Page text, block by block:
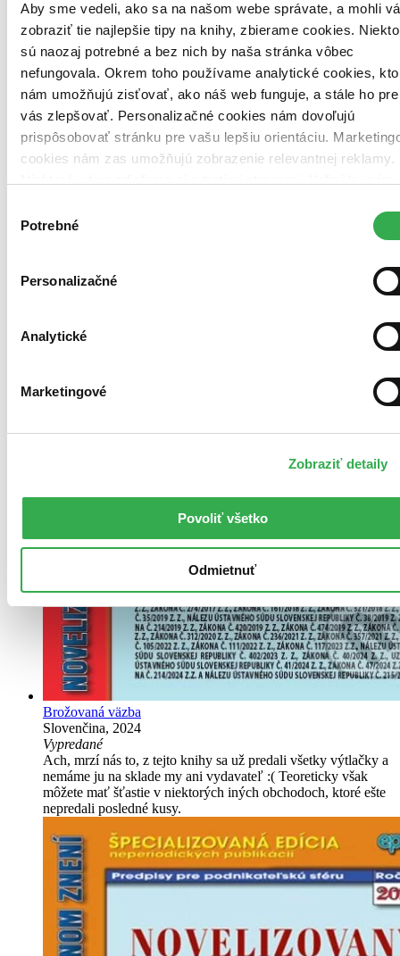
Aby sme vedeli, ako sa na našom webe správate, a mohli
zobraziť tie najlepšie tipy na knihy, zbierame cookies.
sú naozaj potrebné a bez nich by naša stránka vôbec
nefungovala. Okrem toho používame analytické cookies,
nám umožňujú zisťovať, ako náš web funguje, a stále ho pre
vás zlepšovať. Personalizačné cookies nám dovoľujú
prispôsobovať stránku pre vašu lepšiu orientáciu.
cookies nám zas umožňujú zobrazenie relevantnej reklamy.
Ďakujeme!
súhlasu
Potrebné
Personalizačné
Analytické
Marketingové
Zobraziť detaily
Povoliť všetko
Odmietnuť
Brožovaná väzba
Slovenčina, 2024
Vypredané
Ach, mrzí nás to, z tejto knihy sa už predali všetky výtlačky a
nemáme ju na sklade my ani vydavateľ :( Teoreticky však
môžete mať šťastie v niektorých iných obchodoch, ktoré ešte
nepredali posledné kusy.
Brožovaná väzba
Slovenčina, 2024
Vypredané
Ach, mrzí nás to, z tejto knihy sa už predali všetky výtlačky a
nemáme ju na sklade my ani vydavateľ :( Teoreticky však
môžete mať šťastie v niektorých iných obchodoch, ktoré ešte
nepredali posledné kusy.